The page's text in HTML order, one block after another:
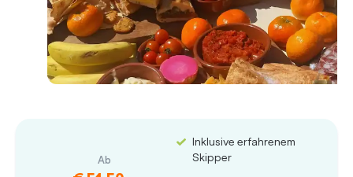
Ab
Inklusive erfahrenem
Skipper